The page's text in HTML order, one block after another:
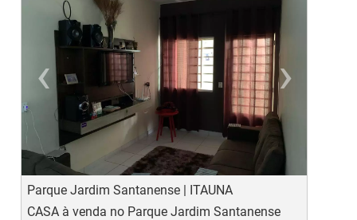
‹
Previous
›
Parque Jardim Santanense | ITAUNA
CASA à venda no Parque Jardim Santanense